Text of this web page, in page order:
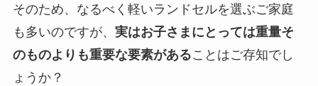
そのため、なるべく軽いランドセルを選ぶご家庭
も多いのですが、 実はお子さまにとっては重量そ
のものよりも重要な要素があることはご存知でし
ょうか？